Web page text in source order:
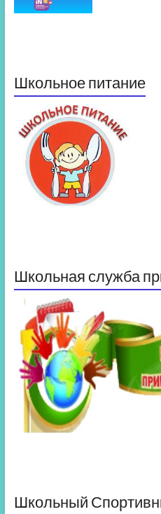
Школьное питание
Школьная служба
Школьный